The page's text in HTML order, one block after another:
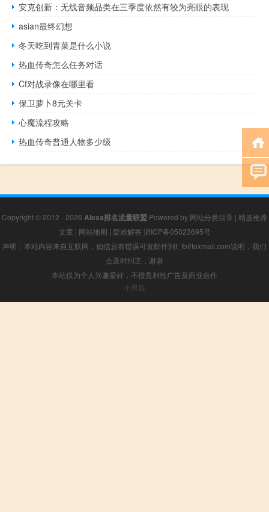
安克创新：无线音频品类在三季度依然有较为亮眼的表现
asian最终幻想
冬天吃到青菜是什么小说
热血传奇怎么任务对话
Cf对战录像在哪里看
保卫萝卜8元关卡
心魔流程攻略
热血传奇普通人物多少级
Copyright © 2012 - 2026 Alexa排名流量联盟 Powered by 网站分类目录 | 精选推荐
文章 | 网站地图 | 疑难解答 浙ICP备05023695号
声明：本站内容来自互联网，如信息有错误可发邮件到f_fb#foxmail.com说明，我们
会及时纠正，谢谢
本站仅为个人兴趣爱好，不接盈利性广告及商业合作
小男孩